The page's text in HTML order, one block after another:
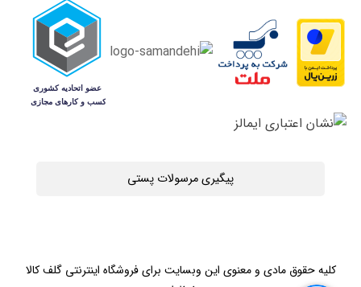
پیگیری مرسولات پستی
کلیه حقوق مادی و معنوی این وبسایت برای فروشگاه اینترنتی گلف کالا